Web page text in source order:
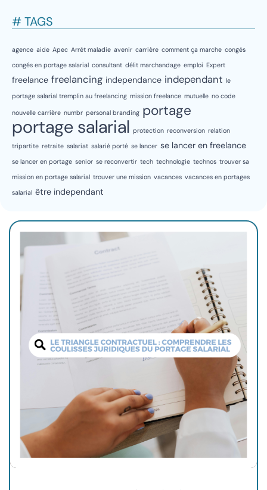
# TAGS
agence aide Apec Arrêt maladie avenir carrière comment ça marche congés
congés en portage salarial consultant délit marchandage emploi Expert
freelance freelancing independance independant le
portage salarial tremplin au freelancing mission freelance mutuelle no code
nouvelle carrière numbr personal branding portage
portage salarial protection reconversion relation
tripartite retraite salariat salarié porté se lancer se lancer en freelance
se lancer en portage senior se reconvertir tech technologie technos trouver sa
mission en portage salarial trouver une mission vacances vacances en portages
salarial être independant